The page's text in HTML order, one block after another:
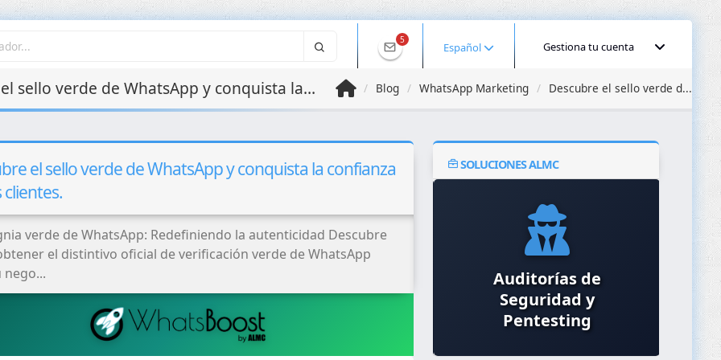
5
Español Gestiona tu cuenta
Descubre el sello verde de WhatsApp y conquista la confianza de tus clientes. Blog WhatsApp Marketing Descubre el sello verde d...
el sello verde de WhatsApp y conquista la confianza
clientes.
verde de WhatsApp: Redefiniendo la autenticidad Descubre
el distintivo oficial de verificación verde de WhatsApp
nego...
SOLUCIONES ALMC
Reparación de Webs
Hackeadas
Auditorías de
Seguridad y
Pentesting
Hosting Gestionado y
Servidores Dedicados